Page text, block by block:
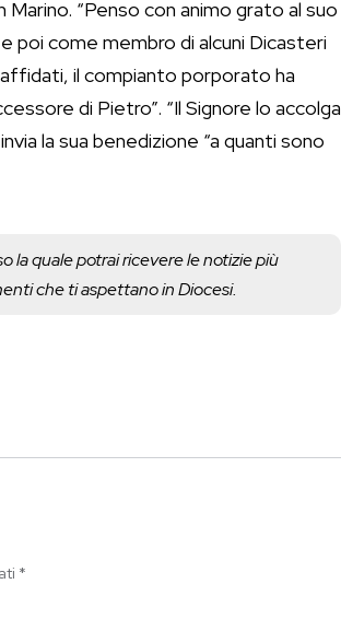
Marino. “Penso con animo grato al suo
come membro di alcuni Dicasteri
affidati, il compianto porporato ha
di Pietro”. “Il Signore lo accolga
la sua benedizione “a quanti sono
la quale potrai ricevere le notizie più
che ti aspettano in Diocesi.
*